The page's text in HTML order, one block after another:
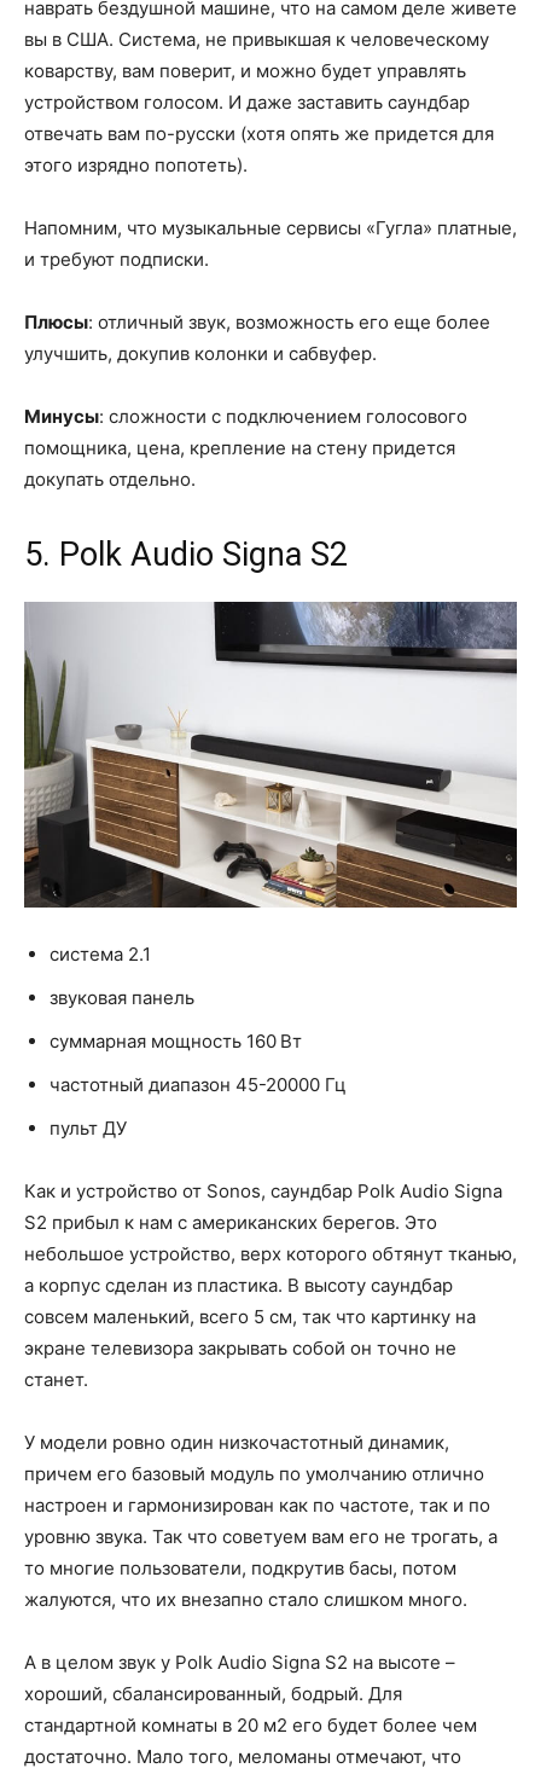
наврать бездушной машине, что на самом деле живете
вы в США. Система, не привыкшая к человеческому
коварству, вам поверит, и можно будет управлять
устройством голосом. И даже заставить саундбар
отвечать вам по-русски (хотя опять же придется для
этого изрядно попотеть).
Напомним, что музыкальные сервисы «Гугла» платные,
и требуют подписки.
Плюсы: отличный звук, возможность его еще более
улучшить, докупив колонки и сабвуфер.
Минусы: сложности с подключением голосового
помощника, цена, крепление на стену придется
докупать отдельно.
5. Polk Audio Signa S2
система 2.1
звуковая панель
суммарная мощность 160 Вт
частотный диапазон 45-20000 Гц
пульт ДУ
Как и устройство от Sonos, саундбар Polk Audio Signa
S2 прибыл к нам с американских берегов. Это
небольшое устройство, верх которого обтянут тканью,
а корпус сделан из пластика. В высоту саундбар
совсем маленький, всего 5 см, так что картинку на
экране телевизора закрывать собой он точно не
станет.
У модели ровно один низкочастотный динамик,
причем его базовый модуль по умолчанию отлично
настроен и гармонизирован как по частоте, так и по
уровню звука. Так что советуем вам его не трогать, а
то многие пользователи, подкрутив басы, потом
жалуются, что их внезапно стало слишком много.
А в целом звук у Polk Audio Signa S2 на высоте –
хороший, сбалансированный, бодрый. Для
стандартной комнаты в 20 м2 его будет более чем
достаточно. Мало того, меломаны отмечают, что